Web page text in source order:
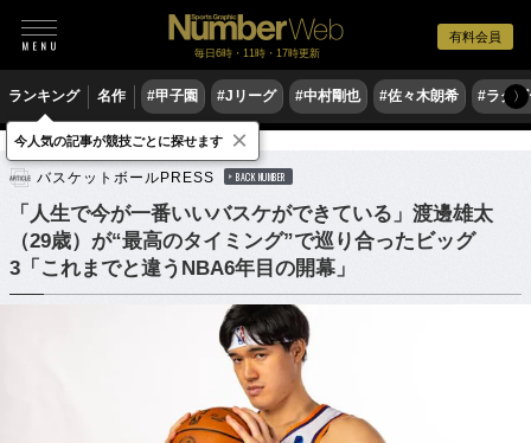
有料会員
毎日6時・11時・17時更新
ランキング 名作 #甲子園 #Jリーグ #中村剛也 #佐々木朗希 #ラグ〉
バスケットボール NBA
バスケットボールPRESS BACK NUMBER
「人生で今が一番いいバスケができている」渡邊雄太
（29歳）が“最高のタイミング”で巡り合ったビッグ
3「これまでと違うNBA6年目の開幕」
今人気の記事が競技ごとに探せます ×